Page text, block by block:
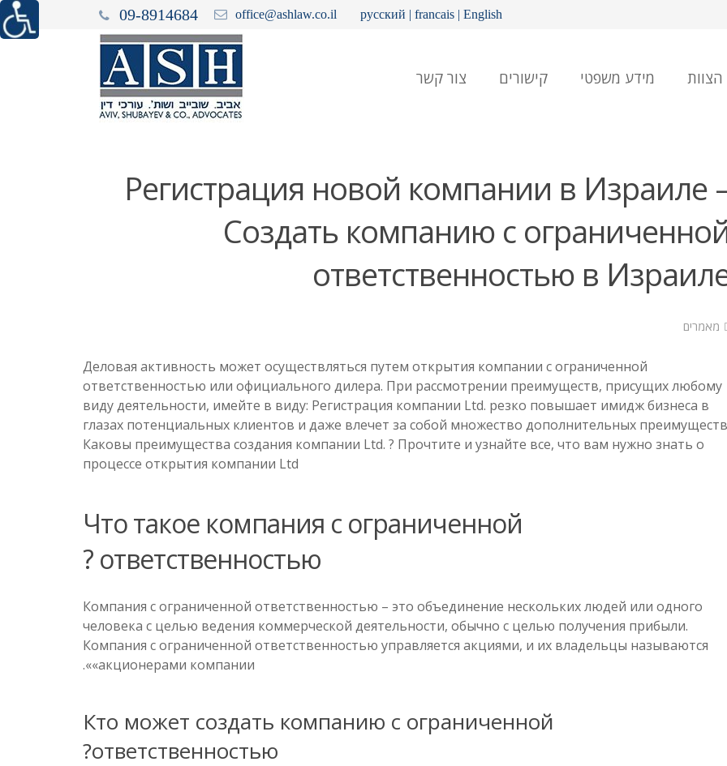
09-8914684 office@ashlaw.co.il русский |francais |English
הצוות מידע משפטי קישורים צור קשר
Регистрация новой компании в Израиле
Создать компанию с
ответственностью в
מאמרים
Деловая активность может осуществляться путем открытия компании с ограниченной
ответственностью или официального дилера. При рассмотрении преимуществ, присущих любому
виду деятельности, имейте в виду: Регистрация компании Ltd. резко повышает имидж бизнеса в
глазах потенциальных клиентов и даже влечет за собой множество дополнительных
Каковы преимущества создания компании Ltd. ? Прочтите и узнайте все, что вам нужно знать о
процессе открытия компании Ltd
Что такое компания с ограниченной
ответственностью ?
Компания с ограниченной ответственностью – это объединение нескольких людей или одного
человека с целью ведения коммерческой деятельности, обычно с целью получения прибыли.
Компания с ограниченной ответственностью управляется акциями, и их владельцы называются
«акционерами компании».
Кто может создать компанию с ограниченной
ответственностью?